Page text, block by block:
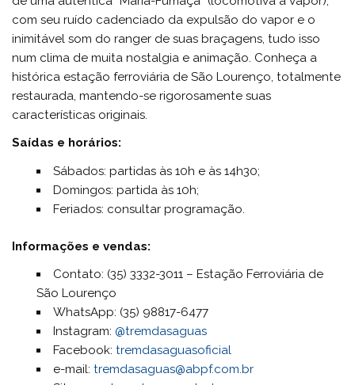
com seu ruído cadenciado da expulsão do vapor e o
inimitável som do ranger de suas braçagens, tudo isso
num clima de muita nostalgia e animação. Conheça a
histórica estação ferroviária de São Lourenço, totalmente
restaurada, mantendo-se rigorosamente suas
características originais.
Saídas e horários:
Sábados: partidas às 10h e às 14h30;
Domingos: partida às 10h;
Feriados: consultar programação.
Informações e vendas:
Contato: (35) 3332-3011 – Estação Ferroviária de
São Lourenço
WhatsApp: (35) 98817-6477
Instagram: @tremdasaguas
Facebook: tremdasaguasoficial
e-mail: tremdasaguas@abpf.com.br